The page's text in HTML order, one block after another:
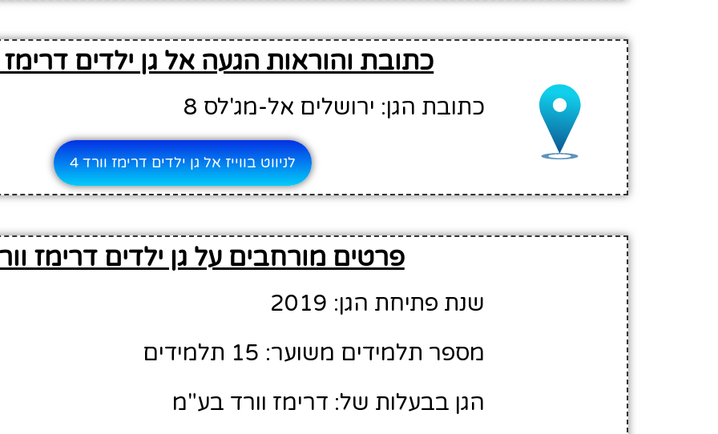
כתובת והוראות הגעה אל גן ילדים דרימז
כתובת הגן: ירושלים אל-מג'לס 8
לניווט בווייז אל גן ילדים דרימז וורד 4
פרטים מורחבים על גן ילדים דרימז
שנת פתיחת הגן: 2019
מספר תלמידים משוער: 15 תלמידים
הגן בבעלות של: דרימז וורד בע"מ